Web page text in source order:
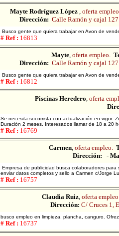
Mayte Rodríguez López , oferta
Dirección: Calle Ramón y cajal
Busco gente que quiera trabajar en Avon de
# Ref : 16813
Mayte, oferta empleo.
Dirección: Calle Ramón y cajal
Busco gente que quiera trabajar en Avon de
# Ref : 16812
Piscinas Heredero, oferta
Se necesita socorrista con actualización en vigor.
Duración 2 meses. Interesados llamar de 18 a 20
# Ref : 16769
Carmen, oferta empleo.
Dirección:
-
Empresa de publicidad busca colaboradores
enviar datos completos y sello a Carmen c/Jorge
# Ref : 16757
Claudia Ruiz, oferta
Dirección: C/ Cruces 1,
busco empleo en limpieza, plancha, canguro.
# Ref : 16737